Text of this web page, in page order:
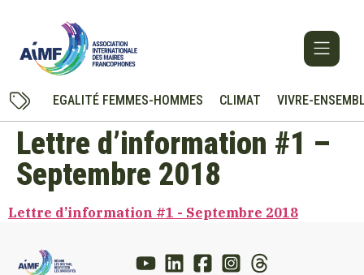
EGALITÉ FEMMES-HOMMES CLIMAT VIVRE-
Lettre d’information #1 –
Septembre 2018
Lettre d’information #1 - Septembre 2018